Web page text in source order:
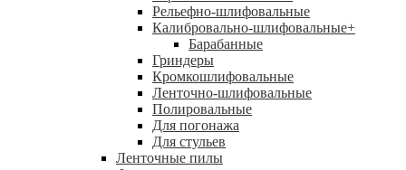
Рельефно-шлифовальные
Калибровально-шлифовальные+
Барабанные
Гриндеры
Кромкошлифовальные
Ленточно-шлифовальные
Полировальные
Для погонажа
Для стульев
Ленточные пилы